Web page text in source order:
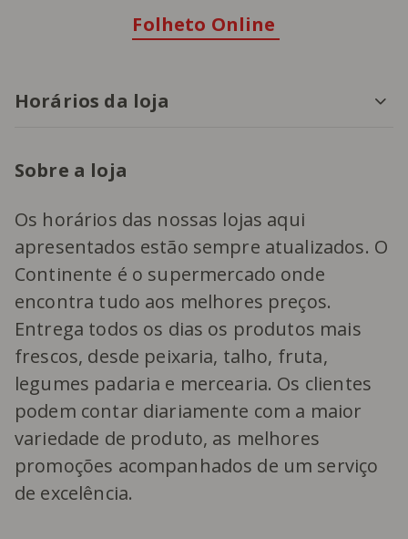
Folheto Online
Horários da loja
Sobre a loja
Os horários das nossas lojas aqui
apresentados estão sempre atualizados. O
Continente é o supermercado onde
encontra tudo aos melhores preços.
Entrega todos os dias os produtos mais
frescos, desde peixaria, talho, fruta,
legumes padaria e mercearia. Os clientes
podem contar diariamente com a maior
variedade de produto, as melhores
promoções acompanhados de um serviço
de excelência.